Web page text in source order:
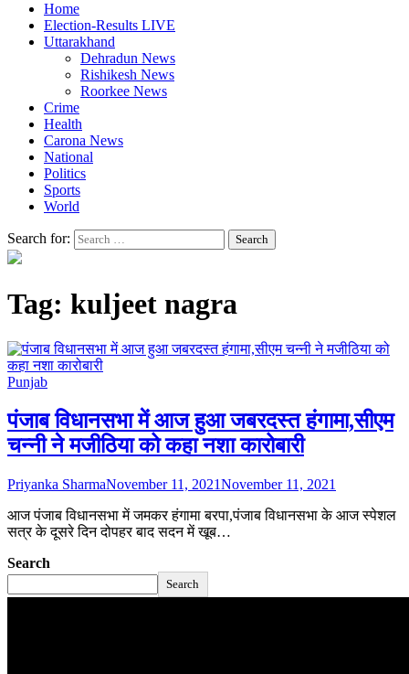
Home
Election-Results LIVE
Uttarakhand
Dehradun News
Rishikesh News
Roorkee News
Crime
Health
Carona News
National
Politics
Sports
World
Search for:
Tag: kuljeet nagra
Punjab
पंजाब विधानसभा में आज हुआ जबरदस्त हंगामा,सीएम
चन्नी ने मजीठिया को कहा नशा कारोबारी
Priyanka SharmaNovember 11, 2021November 11, 2021
आज पंजाब विधानसभा में जमकर हंगामा बरपा,पंजाब विधानसभा के आज स्पेशल
सत्र के दूसरे दिन दोपहर बाद सदन में खूब…
Search
Search